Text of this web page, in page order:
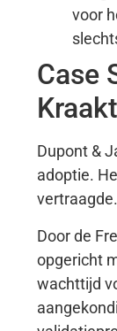
voor
Case
Dupont &
adoptie.
Door de
opgericht
wachttijd